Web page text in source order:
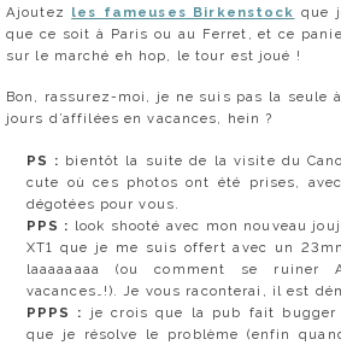
Ajoutez les fameuses Birkenstock que
que ce soit à Paris ou au Ferret, et ce
sur le marché eh hop, le tour est joué !
Bon, rassurez-moi, je ne suis pas la seule
jours d’affilées en vacances, hein ?
PS : bientôt la suite de la visite du
cute où ces photos ont été prises,
dégotées pour vous.
PPS : look shooté avec mon nouveau
XT1 que je me suis offert avec un
laaaaaaaa (ou comment se ruiner
vacances…!). Je vous raconterai, il est
PPPS :
je crois que la pub fait bugger
que je résolve le problème (enfin